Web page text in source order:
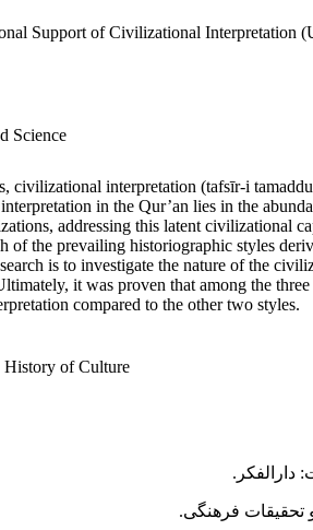
Support of Civilizational Interpretation
Science
civilizational interpretation (tafsīr-i
in the Qur’an lies in the
addressing this latent civilizational
the prevailing historiographic styles
is to investigate the nature of the
it was proven that among the
compared to the other two styles.
History of Culture
تحقیقات فرهنگی.